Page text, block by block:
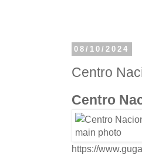
08/10/2024
Centro
Centro
https://